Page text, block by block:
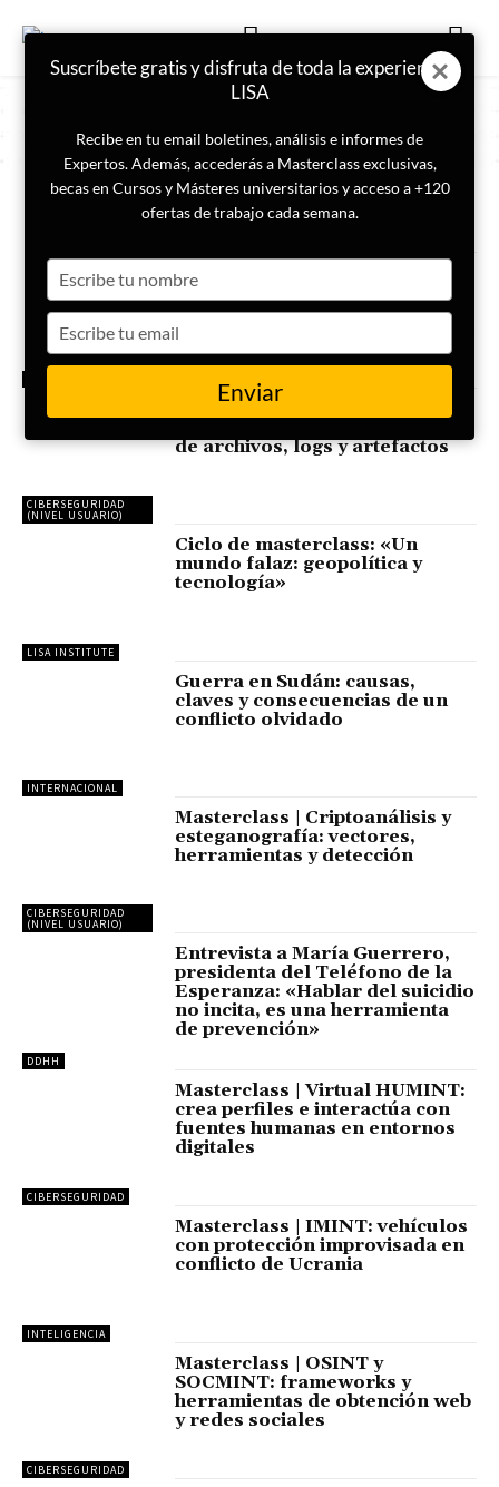
ETIQUETA
Destacado_Portada_Horizontal
Masterclass | Operación Red
Adriática: claves criminológicas
para entender una
investigación transnacional y su
impacto en la seguridad
CIBERSEGURIDAD
(NIVEL USUARIO)
Masterclass | Adquisición y
de archivos, logs y artefactos
LISA INSTITUTE
Ciclo de masterclass: «Un
mundo falaz: geopolítica y
tecnología»
INTERNACIONAL
Guerra en Sudán: causas,
claves y consecuencias de un
conflicto olvidado
CIBERSEGURIDAD
(NIVEL USUARIO)
Masterclass | Criptoanálisis y
esteganografía: vectores,
herramientas y detección
DDHH
Entrevista a María Guerrero,
presidenta del Teléfono de la
Esperanza: «Hablar del suicidio
no incita, es una herramienta
de prevención»
CIBERSEGURIDAD
Masterclass | Virtual HUMINT:
crea perfiles e interactúa con
fuentes humanas en entornos
digitales
INTELIGENCIA
Masterclass | IMINT: vehículos
con protección improvisada en
conflicto de Ucrania
CIBERSEGURIDAD
Masterclass | OSINT y
SOCMINT: frameworks y
herramientas de obtención web
y redes sociales
Suscríbete gratis y disfruta de toda la experiencia
LISA
Recibe en tu email boletines, análisis e informes de
Expertos. Además, accederás a Masterclass exclusivas,
becas en Cursos y Másteres universitarios y acceso a +120
ofertas de trabajo cada semana.
your
name
your
email
Enviar